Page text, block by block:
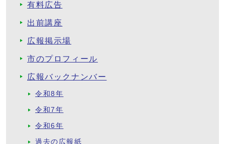
有料広告
出前講座
広報掲示場
市のプロフィール
広報バックナンバー
令和8年
令和7年
令和6年
過去の広報紙